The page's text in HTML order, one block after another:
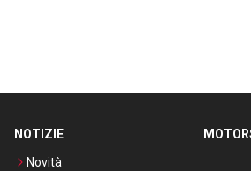
NOTIZIE
Novità